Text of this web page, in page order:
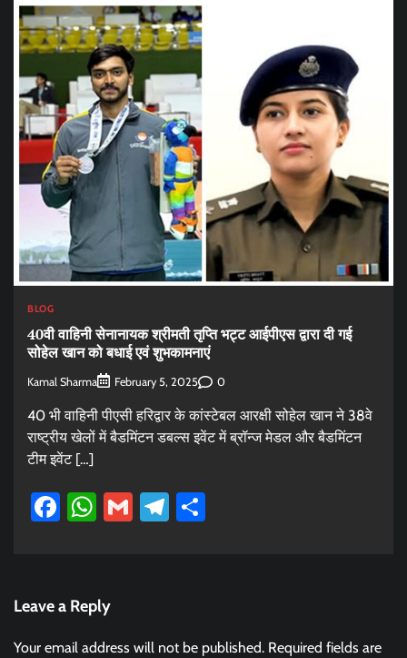
BLOG
40वी वाहिनी सेनानायक श्रीमती तृप्ति भट्ट आईपीएस द्वारा दी गई
सोहेल खान को बधाई एवं शुभकामनाएं
Kamal Sharma February 5, 2025 0
40 भी वाहिनी पीएसी हरिद्वार के कांस्टेबल आरक्षी सोहेल खान ने 38वे
राष्ट्रीय खेलों में बैडमिंटन डबल्स इवेंट में ब्रॉन्ज मेडल और बैडमिंटन
टीम इवेंट […]
Facebook
WhatsApp
GmailTelegram
Leave a Reply
Your email address will not be published. Required fields are